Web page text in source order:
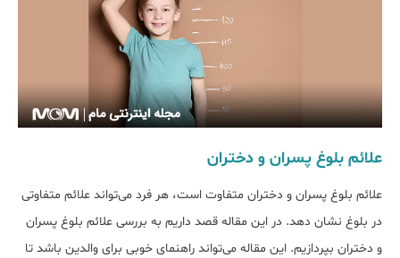
علائم بلوغ پسران و دختران
علائم بلوغ پسران و دختران متفاوت است، هر فرد می‌تواند علائم متفاوتی
در بلوغ نشان دهد. در این مقاله قصد داریم به بررسی علائم بلوغ پسران
و دختران بپردازیم. این مقاله می‌تواند راهنمای خوبی برای والدین باشد تا